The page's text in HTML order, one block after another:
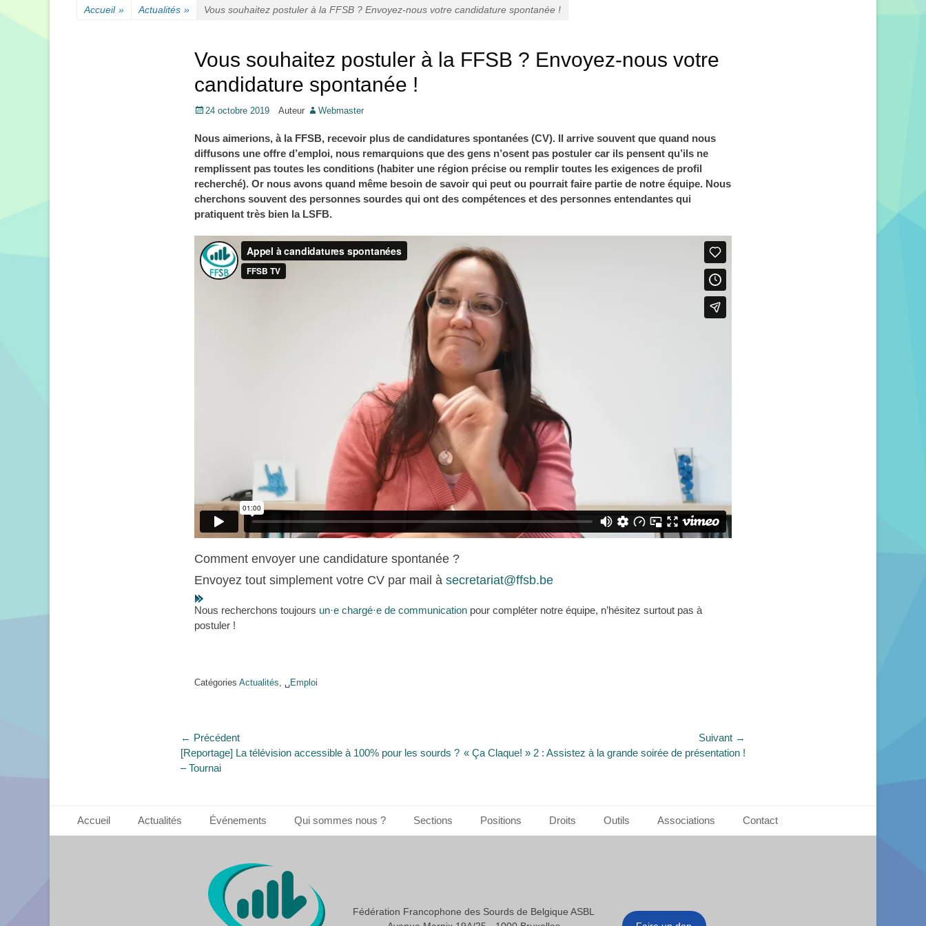
Accueil » Actualités » Vous souhaitez postuler à la FFSB ? Envoyez-nous votre candidature spontanée !
Vous souhaitez postuler à la FFSB ? Envoyez-nous votre
candidature spontanée !
Posté24 octobre 2019 Auteur Webmaster
Nous aimerions, à la FFSB, recevoir plus de candidatures spontanées (CV). Il arrive souvent que quand nous
diffusons une offre d’emploi, nous remarquions que des gens n’osent pas postuler car ils pensent qu’ils ne
remplissent pas toutes les conditions (habiter une région précise ou remplir toutes les exigences de profil
recherché). Or nous avons quand même besoin de savoir qui peut ou pourrait faire partie de notre équipe. Nous
cherchons souvent des personnes sourdes qui ont des compétences et des personnes entendantes qui
pratiquent très bien la LSFB.
Comment envoyer une candidature spontanée ?
Envoyez tout simplement votre CV par mail à secretariat@ffsb.be
Nous recherchons toujours un·e chargé·e de communication pour compléter notre équipe, n’hésitez surtout pas à
postuler !
Catégories Actualités, ␣Emploi
Navigation
de
← Précédent
Article
précédent :
[Reportage] La télévision accessible à 100% pour les sourds ?
– Tournai
Suivant →
Article
« Ça Claque! » 2 : Assistez à la grande soirée de présentation !
Footer Menu
Accueil Actualités Événements Qui sommes nous ? Sections Positions Droits Outils Associations Contact
Fédération Francophone des Sourds de Belgique ASBL